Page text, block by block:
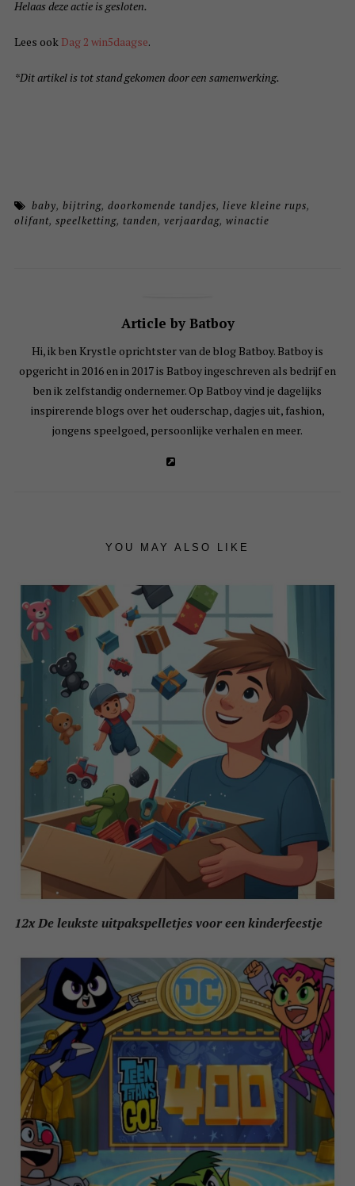
Helaas deze actie is gesloten.
Lees ook Dag 2 win5daagse.
*Dit artikel is tot stand gekomen door een samenwerking.
baby,bijtring,doorkomende tandjes,lieve kleine rups,
olifant, speelketting, tanden, verjaardag, winactie
Article by Batboy
Hi, ik ben Krystle oprichtster van de blog Batboy. Batboy is
opgericht in 2016 en in 2017 is Batboy ingeschreven als bedrijf en
ben ik zelfstandig ondernemer. Op Batboy vind je dagelijks
inspirerende blogs over het ouderschap, dagjes uit, fashion,
jongens speelgoed, persoonlijke verhalen en meer.
YOU MAY ALSO LIKE
12x De leukste uitpakspelletjes voor een kinderfeestje